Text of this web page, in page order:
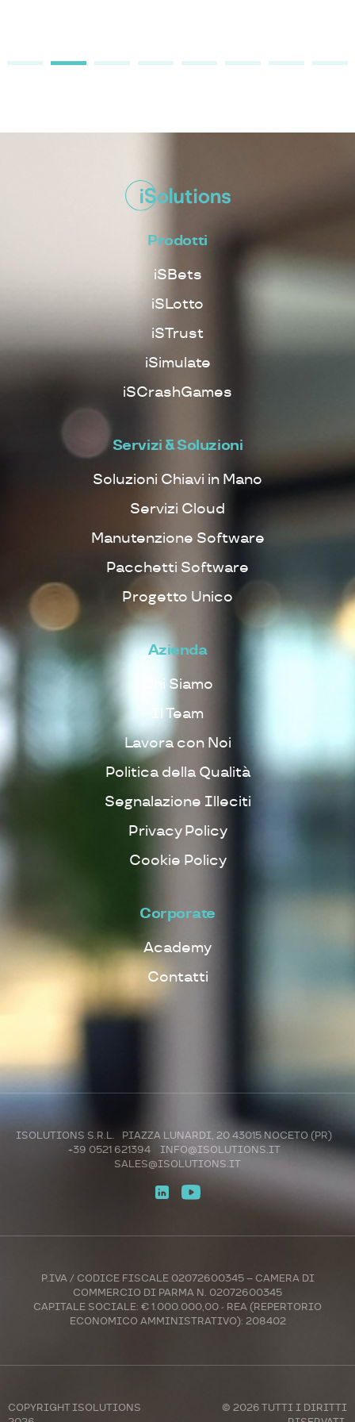
Prodotti
iSBets
iSLotto
iSTrust
iSimulate
iSCrashGames
Servizi & Soluzioni
Soluzioni Chiavi in Mano
Servizi Cloud
Manutenzione Software
Pacchetti Software
Progetto Unico
Azienda
Chi Siamo
Il Team
Lavora con Noi
Politica della Qualità
Segnalazione Illeciti
Privacy Policy
Cookie Policy
Corporate
Academy
Contatti
ISOLUTIONS S.R.L. PIAZZA LUNARDI, 20 43015 NOCETO (PR)
+39 0521 621394
INFO@ISOLUTIONS.IT
SALES@ISOLUTIONS.IT
P.IVA / CODICE FISCALE 02072600345 – CAMERA DI
COMMERCIO DI PARMA N. 02072600345
CAPITALE SOCIALE: € 1.000.000,00 - REA (REPERTORIO
ECONOMICO AMMINISTRATIVO): 208402
COPYRIGHTISOLUTIONS
© 2026 TUTTI I DIRITTI